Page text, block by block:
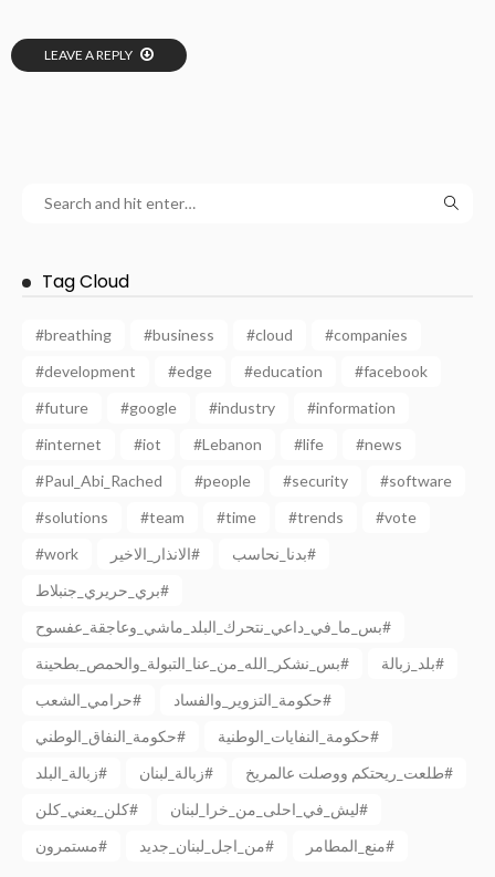
LEAVE A REPLY
Tag Cloud
#breathing #business #cloud
#companies
#development
#edge #education
#facebook
#future
#google #industry
#information
#internet
#iot #Lebanon #life
#news
#Paul_Abi_Rached
#people #security
#software
#solutions
#team #time #trends
#vote
#work
الانذار_الاخير#
بدنا_نحاسب#
بري_حريري_جنبلاط#
بس_ما_في_داعي_نتحرك_البلد_ماشي_وعاجقة_عفسوح#
بس_نشكر_الله_من_عنا_التبولة_والحمص_بطحينة#
بلد_زبالة#
حرامي_الشعب#
حكومة_التزوير_والفساد#
حكومة_النفاق_الوطني#
حكومة_النفايات_الوطنية#
زبالة_البلد#
زبالة_لبنان#
طلعت_ريحتكم ووصلت عالمريخ#
كلن_يعني_كلن#
ليش_في_احلى_من_خرا_لبنان#
مستمرون#
من_اجل_لبنان_جديد# منع_المطامر#